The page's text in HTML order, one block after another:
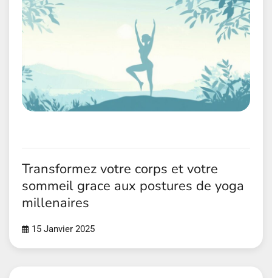
Transformez votre corps et votre
sommeil grace aux postures de yoga
millenaires
15 Janvier 2025